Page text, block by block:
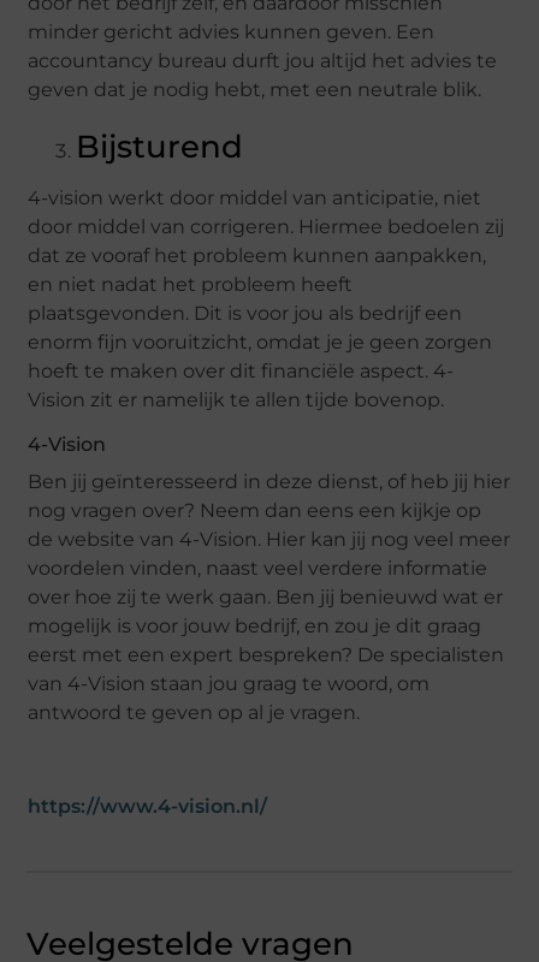
minder gericht advies kunnen geven. Een
accountancy bureau durft jou altijd het advies te
geven dat je nodig hebt, met een neutrale blik.
Bijsturend
4-vision werkt door middel van anticipatie, niet
door middel van corrigeren. Hiermee bedoelen zij
dat ze vooraf het probleem kunnen aanpakken,
en niet nadat het probleem heeft
plaatsgevonden. Dit is voor jou als bedrijf een
enorm fijn vooruitzicht, omdat je je geen zorgen
hoeft te maken over dit financiële aspect. 4-
Vision zit er namelijk te allen tijde bovenop.
4-Vision
Ben jij geïnteresseerd in deze dienst, of heb jij hier
nog vragen over? Neem dan eens een kijkje op
de website van 4-Vision. Hier kan jij nog veel meer
voordelen vinden, naast veel verdere informatie
over hoe zij te werk gaan. Ben jij benieuwd wat er
mogelijk is voor jouw bedrijf, en zou je dit graag
eerst met een expert bespreken? De specialisten
van 4-Vision staan jou graag te woord, om
antwoord te geven op al je vragen.
https://www.4-vision.nl/
Veelgestelde vragen